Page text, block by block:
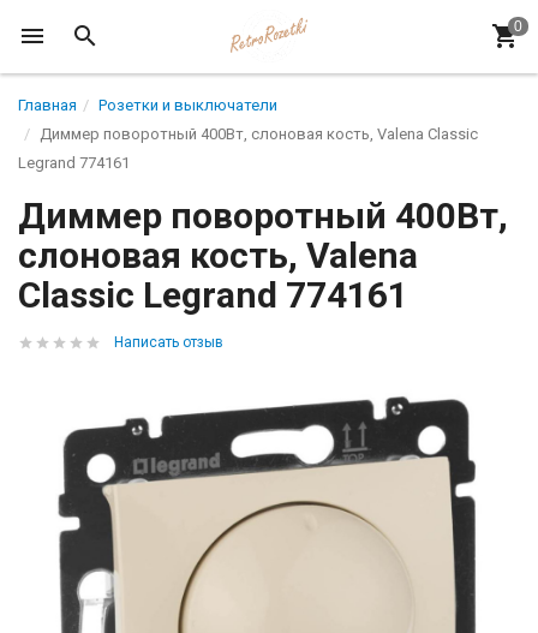
Главная
Розетки и выключатели
Диммер поворотный 400Вт, слоновая кость, Valena Classic
Legrand 774161
Диммер поворотный 400Вт,
слоновая кость, Valena
Classic Legrand 774161
Написать отзыв